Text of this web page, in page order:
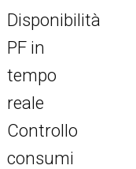
Disponibilità
PF in
tempo
reale
Controllo
consumi